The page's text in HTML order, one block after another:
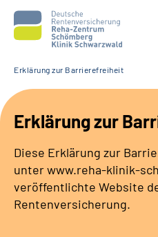
Unsere Klinik
Unsere Angebote
Service
Karriere
Erklärung zur Barrierefreiheit
Erklärung zur
Diese Erklärung zur
unter www.reha-klinik-
veröffentlichte Website
Rentenversicherung.